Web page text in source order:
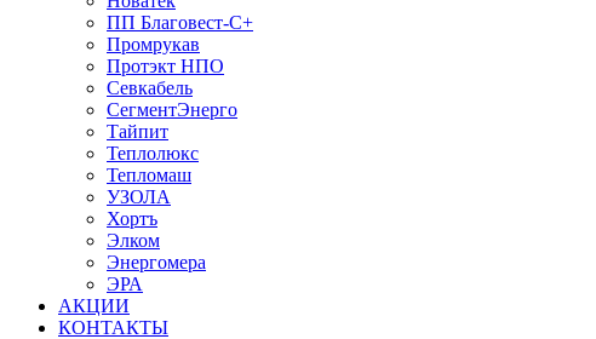
ПП Благовест-С+
Промрукав
Протэкт НПО
Севкабель
СегментЭнерго
Тайпит
Теплолюкс
Тепломаш
УЗОЛА
Хортъ
Элком
Энергомера
ЭРА
АКЦИИ
КОНТАКТЫ